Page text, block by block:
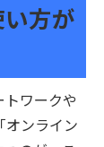
方が
ワークや
オンライン